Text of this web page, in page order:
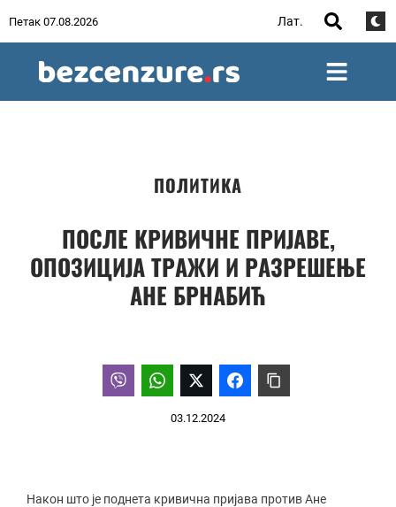
Петак 07.08.2026 Лат.
ПОЛИТИКА
ПОСЛЕ КРИВИЧНЕ ПРИЈАВЕ,
ОПОЗИЦИЈА ТРАЖИ И РАЗРЕШЕЊЕ
АНЕ БРНАБИЋ
03.12.2024
Након што је поднета кривична пријава против Ане